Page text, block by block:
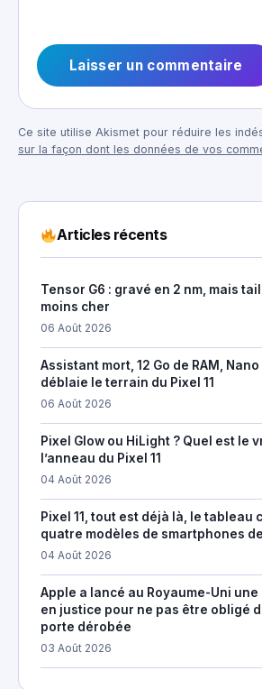
Ce site utilise Akismet pour réduire les
sur la façon dont les données de vos
Articles récents
Tensor G6 : gravé en 2 nm, mais
moins cher
06 Août 2026
Assistant mort, 12 Go de RAM,
déblaie le terrain du Pixel 11
06 Août 2026
Pixel Glow ou HiLight ? Quel est le
l’anneau du Pixel 11
04 Août 2026
Pixel 11, tout est déjà là, le tableau
quatre modèles de smartphones
04 Août 2026
Apple a lancé au Royaume-Uni
en justice pour ne pas être obligé
porte dérobée
03 Août 2026